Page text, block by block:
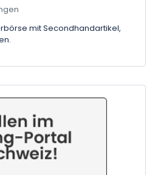
mit Secondhandartikel,